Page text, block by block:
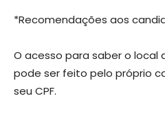
*Recomendações aos
O acesso para saber o local
pode ser feito pelo próprio
seu CPF.